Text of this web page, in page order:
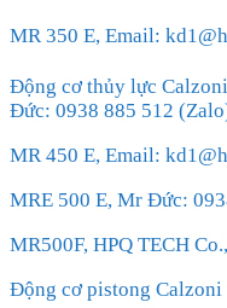
MR 350 E, Email:
Động cơ thủy lực
Đức: 0938 885 512
MR 450 E, Email:
MRE 500 E, Mr Đức:
MR500F, HPQ TECH
Động cơ pistong